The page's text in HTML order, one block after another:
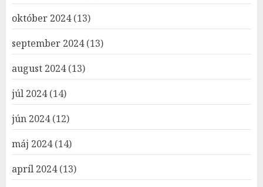
október 2024(13)
september 2024(13)
august 2024(13)
júl 2024(14)
jún 2024(12)
máj 2024(14)
apríl 2024(13)